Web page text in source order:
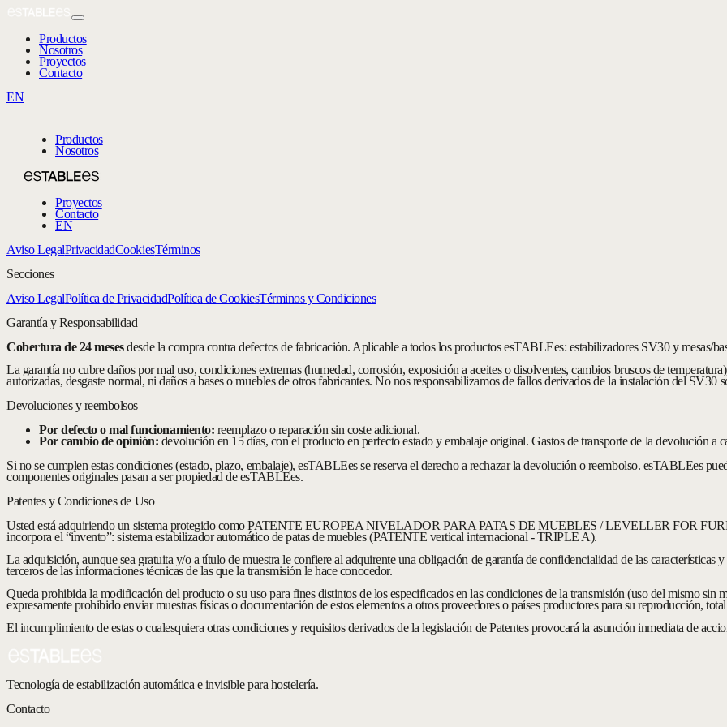
Productos
Nosotros
Proyectos
Contacto
EN
Productos
Nosotros
Proyectos
Contacto
EN
Aviso LegalPrivacidadCookiesTérminos
Secciones
Aviso LegalPolítica de PrivacidadPolítica de CookiesTérminos y Condiciones
Garantía y Responsabilidad
Cobertura de 24 mesesdesde la compra contra defectos de fabricación. Aplicable a todos los productos esTABLEes: estabilizadores SV30 y mesas/
La garantía no cubre daños por mal uso, condiciones extremas (humedad, corrosión, exposición a aceites o disolventes, cambios bruscos de
autorizadas, desgaste normal, ni daños a bases o muebles de otros fabricantes. No nos responsabilizamos de fallos derivados de la instalación del SV30
Devoluciones y reembolsos
Por defecto o mal funcionamiento: reemplazo o reparación sin coste adicional.
Por cambio de opinión: devolución en 15 días, con el producto en perfecto estado y embalaje original. Gastos de transporte de la devolución a
Si no se cumplen estas condiciones (estado, plazo, embalaje), esTABLEes se reserva el derecho a rechazar la devolución o reembolso. esTABLEes
componentes originales pasan a ser propiedad de esTABLEes.
Patentes y Condiciones de Uso
Usted está adquiriendo un sistema protegido como PATENTE EUROPEA NIVELADOR PARA PATAS DE MUEBLES / LEVELLER FOR
incorpora el “invento”: sistema estabilizador automático de patas de muebles (PATENTE vertical internacional - TRIPLE A).
La adquisición, aunque sea gratuita y/o a título de muestra le confiere al adquirente una obligación de garantía de confidencialidad de las características
terceros de las informaciones técnicas de las que la transmisión le hace conocedor.
Queda prohibida la modificación del producto o su uso para fines distintos de los especificados en las condiciones de la transmisión (uso del mismo
expresamente prohibido enviar muestras físicas o documentación de estos elementos a otros proveedores o países productores para su reproducción,
El incumplimiento de estas o cualesquiera otras condiciones y requisitos derivados de la legislación de Patentes provocará la asunción inmediata de
Tecnología de estabilización automática e invisible para hostelería.
Contacto